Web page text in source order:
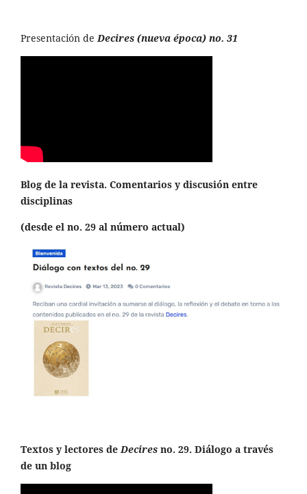
Presentación de Decires (nueva época) no. 31
Blog de la revista. Comentarios y discusión entre
disciplinas
(desde el no. 29 al número actual)
Textos y lectores deDecires no. 29. Diálogo a través
de un blog